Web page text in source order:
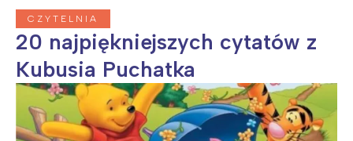
CZYTELNIA
20 najpiękniejszych cytatów z
Kubusia Puchatka